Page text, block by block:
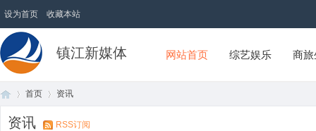
设为首页 收藏本站
镇江新媒体 网站首页 综艺娱乐 商
首页 资讯
资讯 RSS订阅